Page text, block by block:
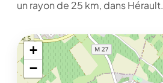
un rayon de 25 km, dans Hérault.
+
−